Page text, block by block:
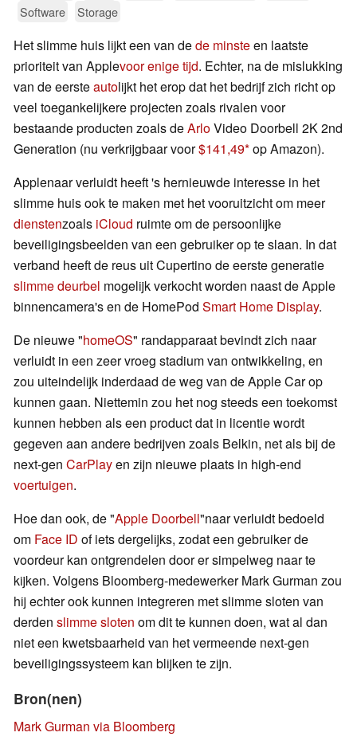
Software
Storage
Het slimme huis lijkt een van dede minsteen laatste
prioriteit van Applevoor enige tijd. Echter, na de mislukking
van de eersteautolijkt het erop dat het bedrijf zich richt op
veel toegankelijkere projecten zoals rivalen voor
bestaande producten zoals deArloVideo Doorbell 2K 2nd
Generation (nu verkrijgbaar voor$141,49 op Amazon).
Applenaar verluidt heeft 's hernieuwde interesse in het
slimme huis ook te maken met het vooruitzicht om meer
dienstenzoals iCloud ruimte om de persoonlijke
beveiligingsbeelden van een gebruiker op te slaan. In dat
verband heeft de reus uit Cupertino de eerste generatie
slimme deurbel mogelijk verkocht worden naast de Apple
binnencamera's en de HomePod Smart Home Display.
De nieuwe "homeOS" randapparaat bevindt zich naar
verluidt in een zeer vroeg stadium van ontwikkeling, en
zou uiteindelijk inderdaad de weg van de Apple Car op
kunnen gaan. Niettemin zou het nog steeds een toekomst
kunnen hebben als een product dat in licentie wordt
gegeven aan andere bedrijven zoals Belkin, net als bij de
next-gen CarPlayen zijn nieuwe plaats in high-end
voertuigen.
Hoe dan ook, de "Apple Doorbell"naar verluidt bedoeld
om Face ID of iets dergelijks, zodat een gebruiker de
voordeur kan ontgrendelen door er simpelweg naar te
kijken. Volgens Bloomberg-medewerker Mark Gurman zou
hij echter ook kunnen integreren met slimme sloten van
derden slimme sloten om dit te kunnen doen, wat al dan
niet een kwetsbaarheid van het vermeende next-gen
beveiligingssysteem kan blijken te zijn.
Bron(nen)
Mark Gurman via Bloomberg